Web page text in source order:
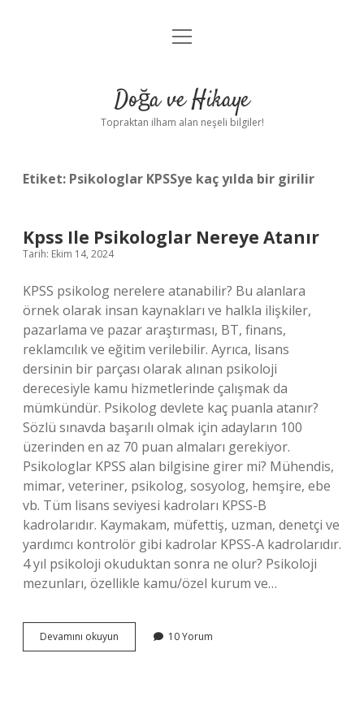
Anasayfa
Yasal Uyarı
menüyü
Doğa ve Hikaye
Topraktan ilham alan neşeli bilgiler!
Etiket: Psikologlar KPSSye kaç yılda bir girilir
Kpss Ile Psikologlar Nereye Atanır
Tarih: Ekim 14, 2024
KPSS psikolog nerelere atanabilir? Bu alanlara
örnek olarak insan kaynakları ve halkla ilişkiler,
pazarlama ve pazar araştırması, BT, finans,
reklamcılık ve eğitim verilebilir. Ayrıca, lisans
dersinin bir parçası olarak alınan psikoloji
derecesiyle kamu hizmetlerinde çalışmak da
mümkündür. Psikolog devlete kaç puanla atanır?
Sözlü sınavda başarılı olmak için adayların 100
üzerinden en az 70 puan almaları gerekiyor.
Psikologlar KPSS alan bilgisine girer mi? Mühendis,
mimar, veteriner, psikolog, sosyolog, hemşire, ebe
vb. Tüm lisans seviyesi kadroları KPSS-B
kadrolarıdır. Kaymakam, müfettiş, uzman, denetçi ve
yardımcı kontrolör gibi kadrolar KPSS-A kadrolarıdır.
4 yıl psikoloji okuduktan sonra ne olur? Psikoloji
mezunları, özellikle kamu/özel kurum ve…
Devamını okuyun
Ile
10 Yorum